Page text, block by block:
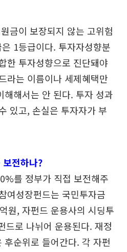
금이 보장되지 않는 고위험
1등급이다. 투자자성향분
한 투자성향으로 진단돼야
라는 이름이나 세제혜택만
해해서는 안 된다. 투자 성과
있고, 손실은 투자자가 부
전하나?
를 정부가 직접 보전해주
여성장펀드는 국민투자금
원, 자펀드 운용사의 시딩투
드로 나뉘어 운용된다. 재정
순위로 들어간다. 각 자펀